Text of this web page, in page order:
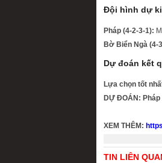
Đội hình dự
Pháp (4-2-3-1):
Bờ Biển Ngà (4-
Dự đoán kết
Lựa chọn tốt
DỰ ĐOÁN:
XEM THÊM:
TIN LIÊN